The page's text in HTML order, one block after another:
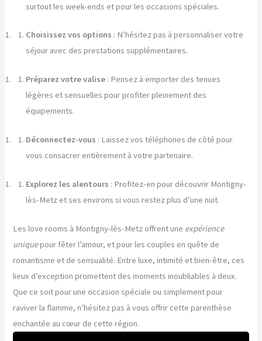
surtout les week-ends et pour les occasions spéciales.
Choisissez vos options : N’hésitez pas à personnaliser votre
séjour avec des prestations supplémentaires.
Préparez votre valise : Pensez à emporter des tenues
légères et sensuelles pour profiter pleinement des
équipements.
Déconnectez-vous : Laissez vos téléphones de côté pour
vous consacrer entièrement à votre partenaire.
Explorez les alentours : Profitez-en pour découvrir Montigny-
lès-Metz et ses environs si vous restez plus d’une nuit.
Les love rooms à Montigny-lès-Metz offrent une expérience
uniquepour fêter l’amour, et pour les couples en quête de
romantisme et de sensualité. Entre luxe, intimité et bien-être, ces
lieux d’exception promettent des moments inoubliables à deux.
Que ce soit pour une occasion spéciale ou simplement pour
raviver la flamme, n’hésitez pas à vous offrir cette parenthèse
enchantée au cœur de cette région.